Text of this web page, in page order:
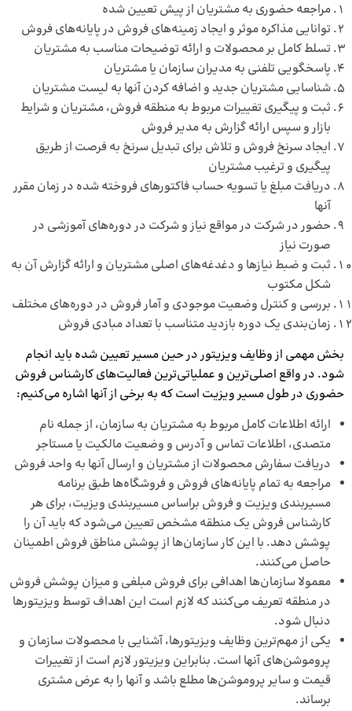
مراجعه حضوری به مشتریان از پیش تعیین شده
توانایی مذاکره موثر و ایجاد زمینه‌های فروش در پایانه‌های فروش
تسلط کامل بر محصولات و ارائه توضیحات مناسب به مشتریان
پاسخگویی تلفنی به مدیران سازمان یا مشتریان
شناسایی مشتریان جدید و اضافه کردن آنها به لیست مشتریان
ثبت و پیگیری تغییرات مربوط به منطقه فروش، مشتریان و شرایط
بازار و سپس ارائه گزارش به مدیر فروش
ایجاد سرنخ فروش و تلاش برای تبدیل سرنخ به فرصت از طریق
پیگیری و ترغیب مشتریان
دریافت مبلغ یا تسویه حساب فاکتورهای فروخته شده در زمان مقرر
آنها
حضور در شرکت در مواقع نیاز و شرکت در دوره‌های آموزشی در
صورت نیاز
ثبت و ضبط نیازها و دغدغه‌های اصلی مشتریان و ارائه گزارش آن به
شکل مکتوب
بررسی و کنترل وضعیت موجودی و آمار فروش در دوره‌های مختلف
زمان‌بندی یک دوره بازدید متناسب با تعداد مبادی فروش
بخش مهمی از وظایف ویزیتور در حین مسیر تعیین شده باید انجام
شود. در واقع اصلی‌ترین و عملیاتی‌ترین فعالیت‌های کارشناس فروش
حضوری در طول مسیر ویزیت است که به برخی از آنها اشاره می‌کنیم:
ارائه اطلاعات کامل مربوط به مشتریان به سازمان، از جمله نام
متصدی، اطلاعات تماس و آدرس و وضعیت مالکیت یا مستاجر
دریافت سفارش محصولات از مشتریان و ارسال آنها به واحد فروش
مراجعه به تمام پایانه‌های فروش و فروشگاه‌ها طبق برنامه
مسیربندی ویزیت و فروش براساس مسیربندی ویزیت، برای هر
کارشناس فروش یک منطقه مشخص تعیین می‌شود که باید آن را
پوشش دهد. با این کار سازمان‌ها از پوشش مناطق فروش اطمینان
حاصل می‌کنند.
معمولا سازمان‌ها اهدافی برای فروش مبلغی و میزان پوشش فروش
در منطقه تعریف می‌کنند که لازم است این اهداف توسط ویزیتورها
دنبال شود.
یکی از مهم‌ترین وظایف ویزیتورها، آشنایی با محصولات سازمان و
پروموشن‌های آنها است. بنابراین ویزیتور لازم است از تغییرات
قیمت و سایر پروموشن‌ها مطلع باشد و آنها را به عرض مشتری
برساند.